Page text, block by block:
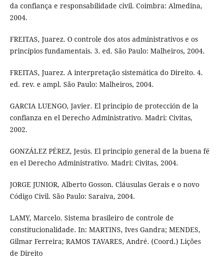
da confiança e responsabilidade civil. Coimbra: Almedina,
2004.
FREITAS, Juarez. O controle dos atos administrativos e os
princípios fundamentais. 3. ed. São Paulo: Malheiros, 2004.
FREITAS, Juarez. A interpretação sistemática do Direito. 4.
ed. rev. e ampl. São Paulo: Malheiros, 2004.
GARCIA LUENGO, Javier. El principio de protección de la
confianza en el Derecho Administrativo. Madri: Civitas,
2002.
GONZÁLEZ PÉREZ, Jesús. El principio general de la buena fé
en el Derecho Administrativo. Madri: Civitas, 2004.
JORGE JUNIOR, Alberto Gosson. Cláusulas Gerais e o novo
Código Civil. São Paulo: Saraiva, 2004.
LAMY, Marcelo. Sistema brasileiro de controle de
constitucionalidade. In: MARTINS, Ives Gandra; MENDES,
Gilmar Ferreira; RAMOS TAVARES, André. (Coord.) Lições
de Direito